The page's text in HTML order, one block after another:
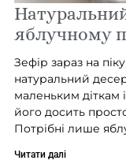
яблучному
Зефір зараз на
натуральний
маленьким діткам
його досить
Потрібні лише
Читати далі